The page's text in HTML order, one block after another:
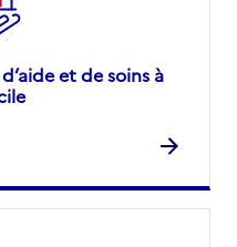
et de soins à